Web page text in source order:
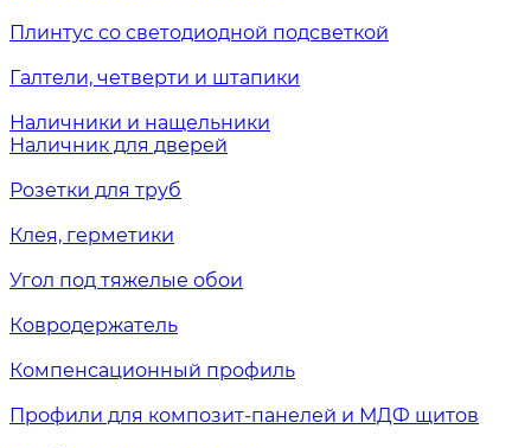
Плинтус со светодиодной подсветкой
Галтели, четверти и штапики
Наличники и нащельники
Наличник для дверей
Розетки для труб
Клея, герметики
Угол под тяжелые обои
Ковродержатель
Компенсационный профиль
Профили для композит-панелей и МДФ щитов